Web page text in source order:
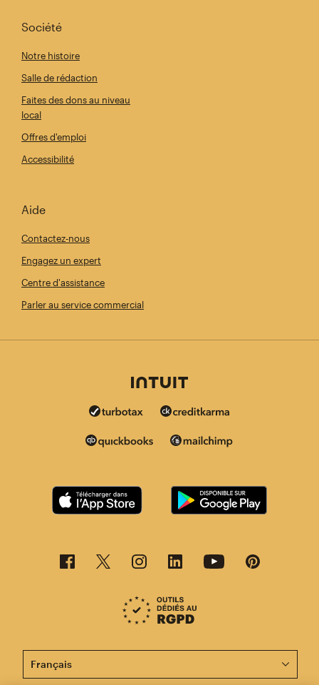
Société
Notre histoire
Salle de rédaction
Faites des dons au niveau
local
Offres d'emploi
Accessibilité
Aide
Contactez-nous
Engagez un expert
Centre d'assistance
Parler au service commercial
Cette page est désormais disponible en d'autres